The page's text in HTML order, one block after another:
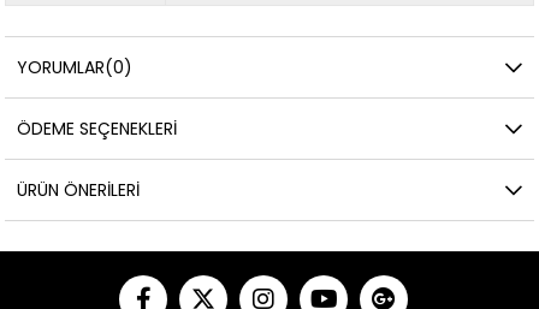
YORUMLAR(0)
ÖDEME SEÇENEKLERI
ÜRÜN ÖNERILERI